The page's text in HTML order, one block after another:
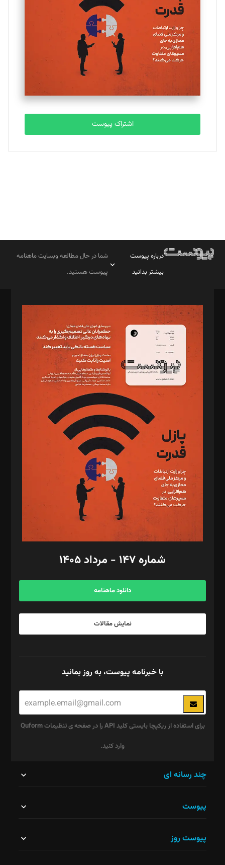
تحریریه
ملینا جعفری
تحریریه
مصطفی مسجدی آرانی
تحریریه
بابک نقاش
تحریریه
اشتراک پیوست
درباره پیوست
بیشتر بدانید
شما در حال مطالعه وبسایت ماهنامه
پیوست هستید.
مدیر مسئول: محمدباقر اثنی‌عشری
سردبیر: مهرک محمودی
دبیر تحریریه: میثم قاسمی
د‌بیر ناداستان: سمانه سمیع
د‌بیر خدمت و تجارت: ابوالفضل رجبی
د‌بیر حقوق فناوری: حسام‌الدین ایپکچی
د‌بیر پیوست جهان: مینا پاکدل
د‌بیر تحریریه آنلاین: بابک نقاش
تحریریه‌: مجتبی محمود‌ی، آرش برهمند، یسنا امان‌پور، سروش کرمیان،
مصطفی مسجدی آرانی، ابوالفضل رجبی، زهرا فکرانه، فائزه فتحی
رستمی،مصطفی باستان
ویرایش: نگار استاد‌‌آقا
طراح یونیفرم: مجید توکلی
فیلمبرداری و عکاسی: امیر شفیعی، مانی لطفی زاده
گرافیک و صفحه‌آرایی: سید‌سبحان‌علی ثابت
مد‌یر توسعه تجاری: کامبیز برید‌
امور مالی: شاپور رهبری، محمد‌ کاظمی‌نیا
آگهی و مشترکین: ۰۹۱۹۹۹۹۰۴۵۴
شماره ۱۴۷ - مرداد ۱۴۰۵
دانلود ماهنامه
نمایش مقالات
با خبرنامه پیوست، به روز بمانید
برای استفاده از ریکپچا بایستی کلید API را در صفحه ی تنظیمات Quform
وارد کنید.
نباید
چند رسانه ای
پیوست
پیوست روز